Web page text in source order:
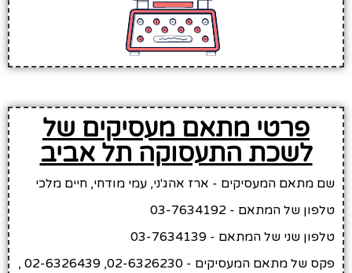
פרטי מתאם מעסיקים של
לשכת התעסוקה תל אביב
שם מתאם המעסיקים - ארז אהג'ני, עמי מודחי, חיים מלכי
טלפון של המתאם - 03-7634192
טלפון שני של המתאם - 03-7634139
פקס של מתאם המעסיקים - 02-6326230, 02-6326439 ,